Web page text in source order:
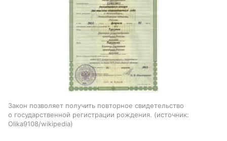
Закон позволяет получить повторное свидетельство
о государственной регистрации рождения.
источник:
Olika9108/wikipedia